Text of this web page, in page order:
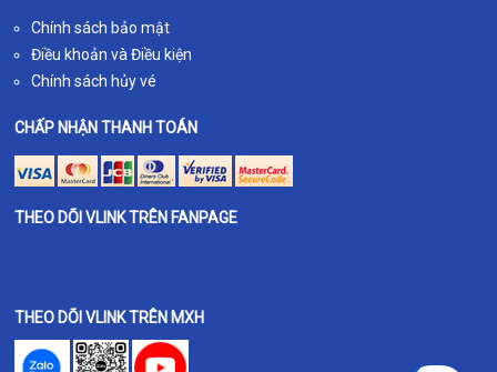
Chính sách bảo mật
Điều khoản và Điều kiện
Chính sách hủy vé
CHẤP NHẬN THANH TOÁN
THEO DÕI VLINK TRÊN FANPAGE
THEO DÕI VLINK TRÊN MXH